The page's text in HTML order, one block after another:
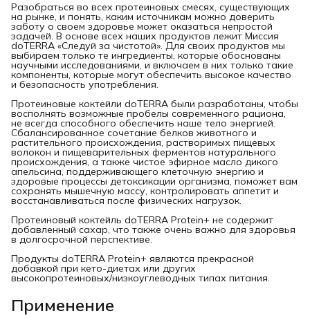
Разобраться во всех протеиновых смесях, существующих
на рынке, и понять, каким источникам можно доверить
заботу о своем здоровье может оказаться непростой
задачей. В основе всех наших продуктов лежит Миссия
doTERRA «Следуй за чистотой». Для своих продуктов мы
выбираем только те ингредиенты, которые обоснованы
научными исследованиями, и включаем в них только такие
компоненты, которые могут обеспечить высокое качество
и безопасность употребления.
Протеиновые коктейли doTERRA были разработаны, чтобы
восполнять возможные пробелы современного рациона,
не всегда способного обеспечить наше тело энергией.
Сбалансированное сочетание белков животного и
растительного происхождения, растворимых пищевых
волокон и пищеварительных ферментов натурального
происхождения, а также чистое эфирное масло дикого
апельсина, поддерживающего клеточную энергию и
здоровые процессы детоксикации организма, поможет вам
сохранять мышечную массу, контролировать аппетит и
восстанавливаться после физических нагрузок.
Протеиновый коктейль doTERRA Protein+ не содержит
добавленный сахар, что также очень важно для здоровья
в долгосрочной перспективе.
Продукты doTERRA Protein+ являются прекрасной
добавкой при кето-диетах или других
высокопротеиновых/низкоуглеводных типах питания.
Применение